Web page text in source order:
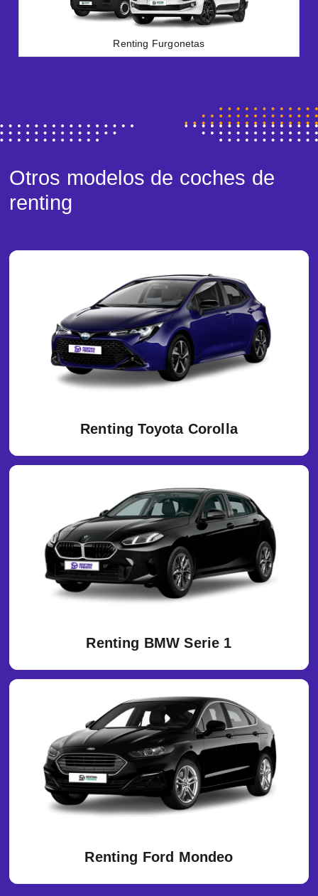
Renting Furgonetas
Otros modelos de coches de
renting
Renting Toyota Corolla
Renting BMW Serie 1
Renting Ford Mondeo